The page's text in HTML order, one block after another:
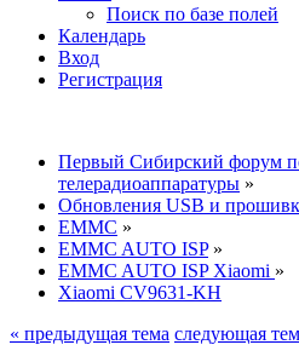
Поиск по базе полей
Календарь
Вход
Регистрация
Первый Сибирский форум
телерадиоаппаратуры »
Обновления USB и
EMMC »
EMMC AUTO ISP»
EMMC AUTO ISP Xiaomi »
Xiaomi CV9631-KH
« предыдущая тема следующая